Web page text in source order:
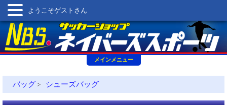
メインメニュー
ようこそゲストさん
バッグ > シューズバッグ